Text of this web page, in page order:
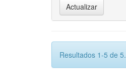
Resultados 1-5 de 5.